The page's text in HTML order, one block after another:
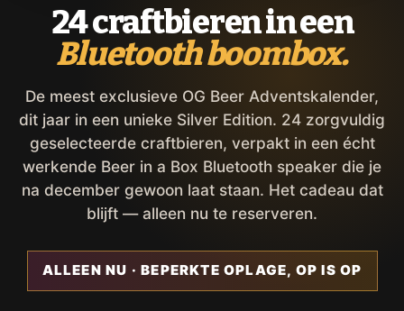
24 craftbieren in een
Bluetooth boombox.
De meest exclusieve OG Beer Adventskalender,
dit jaar in een unieke Silver Edition. 24 zorgvuldig
geselecteerde craftbieren, verpakt in een écht
werkende Beer in a Box Bluetooth speaker die je
na december gewoon laat staan. Het cadeau dat
blijft — alleen nu te reserveren.
ALLEEN NU · BEPERKTE OPLAGE, OP IS OP